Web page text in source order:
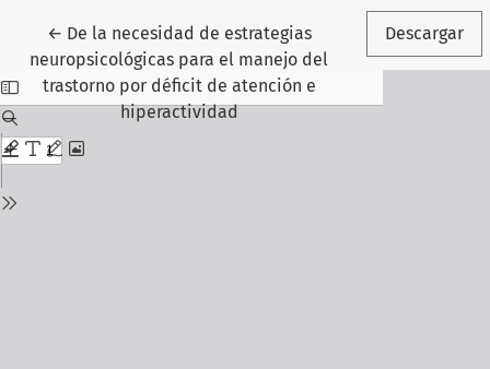
← Volver a los detalles del artículo
De la necesidad de estrategias
neuropsicológicas para el manejo del
trastorno por déficit de atención e
hiperactividad
Descargar